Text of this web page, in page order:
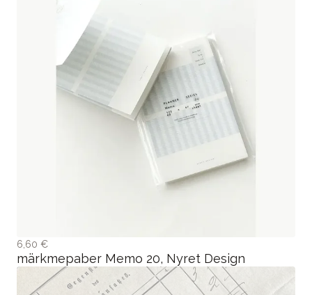
6,60 €
märkmepaber Memo 20, Nyret Design